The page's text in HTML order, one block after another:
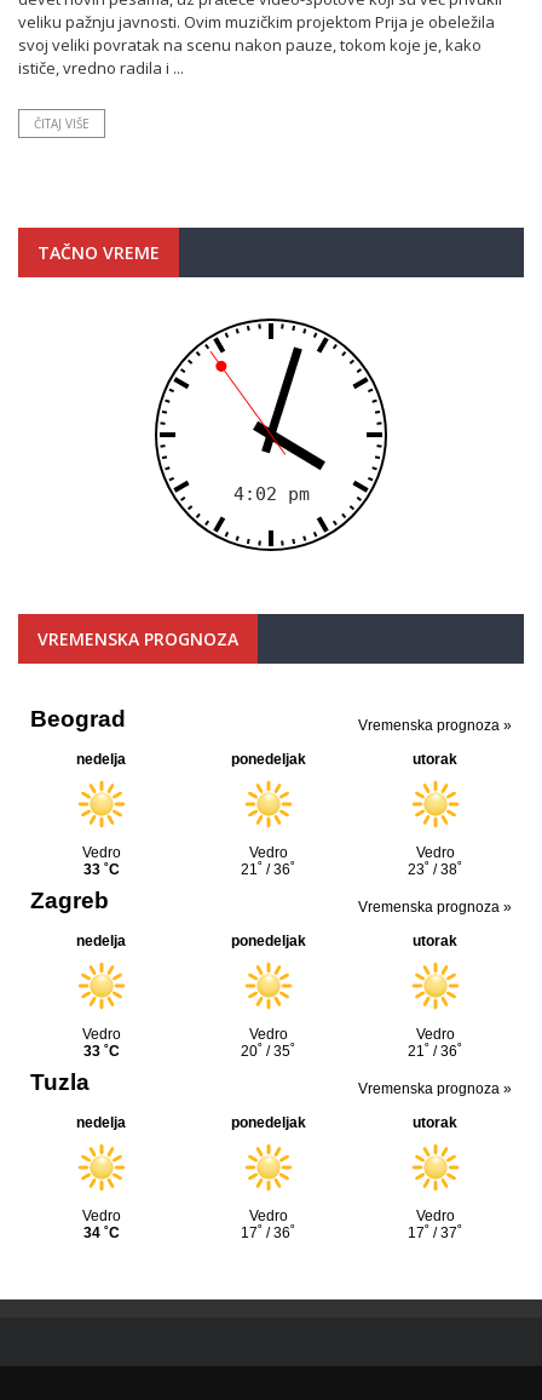
veliku pažnju javnosti. Ovim muzičkim projektom Prija je obeležila
svoj veliki povratak na scenu nakon pauze, tokom koje je, kako
ističe, vredno radila i ...
ČITAJ VIŠE
TAČNO VREME
VREMENSKA PROGNOZA